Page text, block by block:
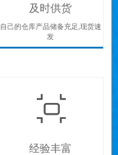
及时供货
自己的仓库产品储备充足,现货速
发
经验丰富